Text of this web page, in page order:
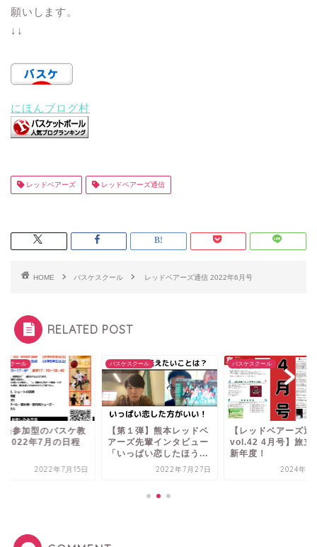
願いします。
↓↓
にほんブログ村
レッドベアーズ レッドベアーズ通信
HOME バスケスクール レッドベアーズ通信 2022年6月号
RELATED POST
スクール
発参加型のバスケ教
2022年7月の日程
2022年7月15日
バスケスクール
【第１弾】熊本レッドベ
アーズ先輩インタビュー
「いっぱい恋したほう...
2022年7月27日
バスケスクール
【レッドベアーズ通
vol.42 4月号】旅立
新年度！
2024年4